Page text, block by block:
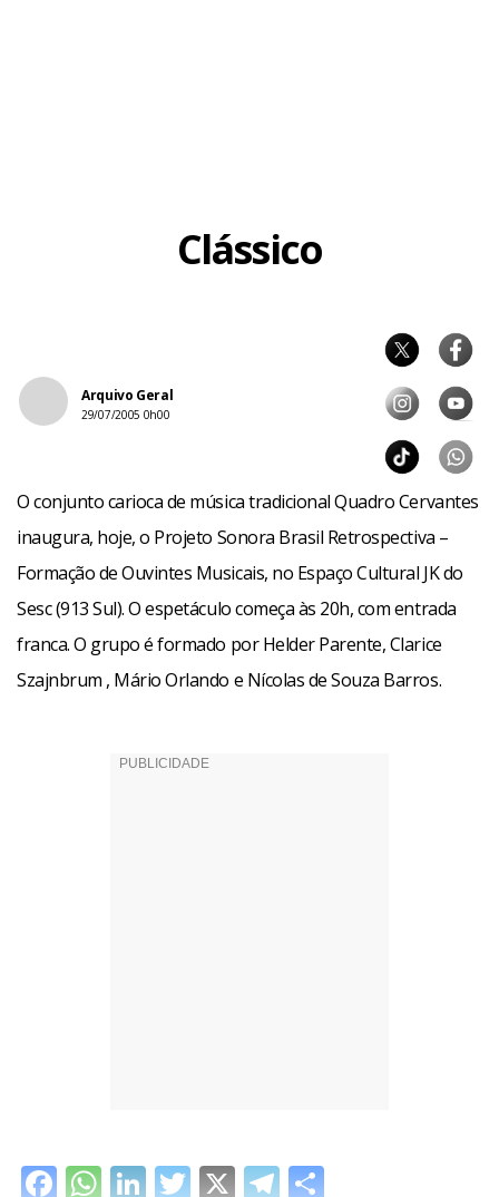
Clássico
Arquivo Geral
29/07/2005 0h00
O conjunto carioca de música tradicional Quadro Cervantes
inaugura, hoje, o Projeto Sonora Brasil Retrospectiva –
Formação de Ouvintes Musicais, no Espaço Cultural JK do
Sesc (913 Sul). O espetáculo começa às 20h, com entrada
franca. O grupo é formado por Helder Parente, Clarice
Szajnbrum , Mário Orlando e Nícolas de Souza Barros.
Facebook
WhatsApp
LinkedIn
Twitter
X Telegram